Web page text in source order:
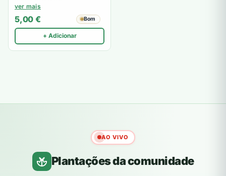
ver mais
5,00 € Bom
+ Adicionar
AO VIVO
Plantações da comunidade